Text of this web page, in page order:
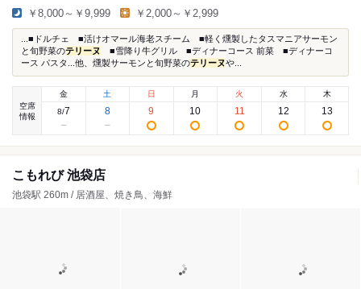
￥8,000～￥9,999 ￥2,000～￥2,999
...■ドルチェ ■活けオマール海老スチーム ■軽く燻製したタスマニアサーモン
と旬野菜のテリーヌ
■雪降り牛グリル ■ディナーコース 前菜 ■ディナーコ
ース パスタ...他、燻製サーモンと旬野菜のテリーヌや...
空席
情報
金
8/7
土
8
日
9
月
10
火
11
水
12
木
13
こもれび 池袋店
池袋駅 260m / 居酒屋、焼き鳥、海鮮